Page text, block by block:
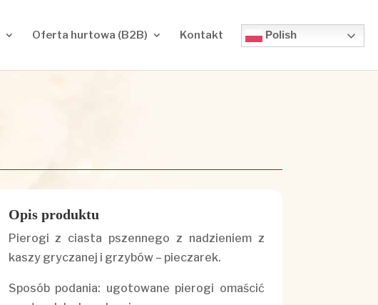
Oferta hurtowa (B2B) Kontakt Polish
Opis produktu
Pierogi z ciasta pszennego z nadzieniem z
kaszy gryczanej i grzybów – pieczarek.
Sposób podania: ugotowane pierogi omaścić